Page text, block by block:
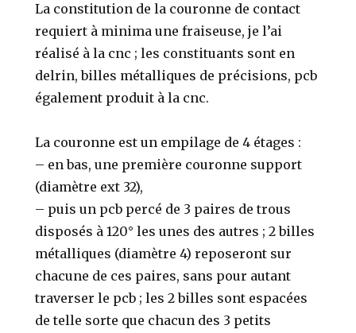
La constitution de la couronne de contact
requiert à minima une fraiseuse, je l’ai
réalisé à la cnc ; les constituants sont en
delrin, billes métalliques de précisions, pcb
également produit à la cnc.
La couronne est un empilage de 4 étages :
– en bas, une première couronne support
(diamètre ext 32),
– puis un pcb percé de 3 paires de trous
disposés à 120° les unes des autres ; 2 billes
métalliques (diamètre 4) reposeront sur
chacune de ces paires, sans pour autant
traverser le pcb ; les 2 billes sont espacées
de telle sorte que chacun des 3 petits